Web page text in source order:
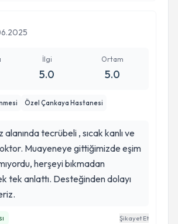
İlgi
5.0
Ortam
5.0
Özel Çankaya Hastanesi
alanında tecrübeli , sıcak kanlı ve
Muayeneye gittiğimizde eşim
herşeyi bıkmadan
tek anlattı. Desteğinden dolayı
Şikayet Et